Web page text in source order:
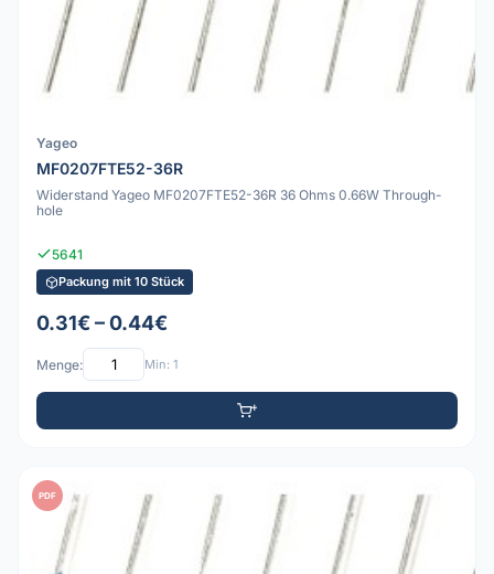
Yageo
MF0207FTE52-36R
Widerstand Yageo MF0207FTE52-36R 36 Ohms 0.66W Through-
hole
5641
Packung mit 10 Stück
0.31€ – 0.44€
Menge: Min: 1
PDF